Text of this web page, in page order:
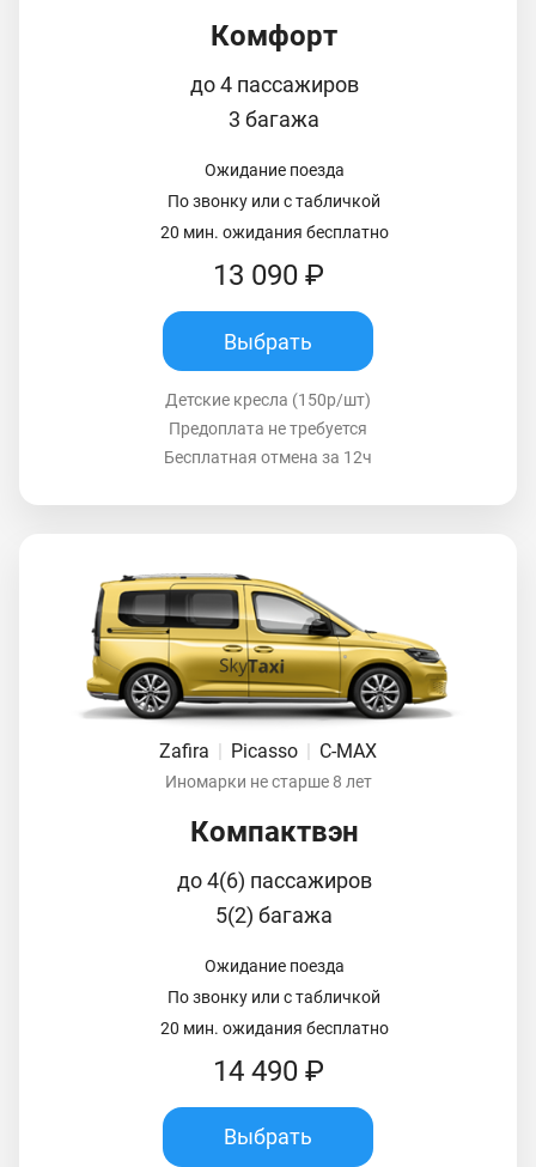
Комфорт
до 4 пассажиров
3 багажа
Ожидание поезда
По звонку или с табличкой
20 мин. ожидания бесплатно
13 090 ₽
Выбрать
Детские кресла (150р/шт)
Предоплата не требуется
Бесплатная отмена за 12ч
Zafira | Picasso | C-MAX
Иномарки не старше 8 лет
Компактвэн
до 4(6) пассажиров
5(2) багажа
Ожидание поезда
По звонку или с табличкой
20 мин. ожидания бесплатно
14 490 ₽
Выбрать